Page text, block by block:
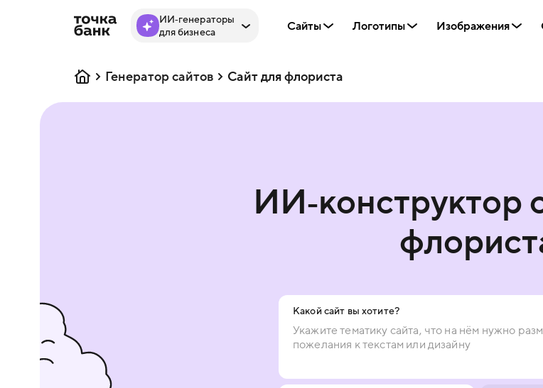
ИИ‑генераторы
для бизнеса
Сайты Логотипы Изображения
Генератор сайтов Сайт для флориста
ИИ‑конструктор
Какой сайт вы хотите?